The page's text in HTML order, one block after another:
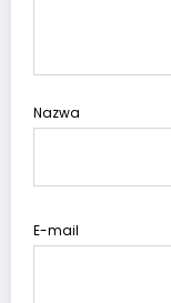
Nazwa
E-mail